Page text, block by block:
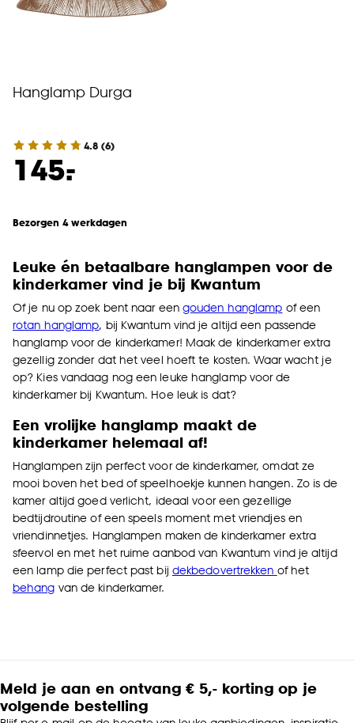
Hanglamp Durga
4.8 (6)
145.
-
Bezorgen 4 werkdagen
Leuke én betaalbare hanglampen voor de
kinderkamer vind je bij Kwantum
Of je nu op zoek bent naar een gouden hanglamp of een
rotan hanglamp, bij Kwantum vind je altijd een passende
hanglamp voor de kinderkamer! Maak de kinderkamer extra
gezellig zonder dat het veel hoeft te kosten. Waar wacht je
op? Kies vandaag nog een leuke hanglamp voor de
kinderkamer bij Kwantum. Hoe leuk is dat?
Een vrolijke hanglamp maakt de
kinderkamer helemaal af!
Hanglampen zijn perfect voor de kinderkamer, omdat ze
mooi boven het bed of speelhoekje kunnen hangen. Zo is de
kamer altijd goed verlicht, ideaal voor een gezellige
bedtijdroutine of een speels moment met vriendjes en
vriendinnetjes. Hanglampen maken de kinderkamer extra
sfeervol en met het ruime aanbod van Kwantum vind je altijd
een lamp die perfect past bij dekbedovertrekken of het
behang van de kinderkamer.
Meld je aan en ontvang € 5,- korting op je
volgende bestelling